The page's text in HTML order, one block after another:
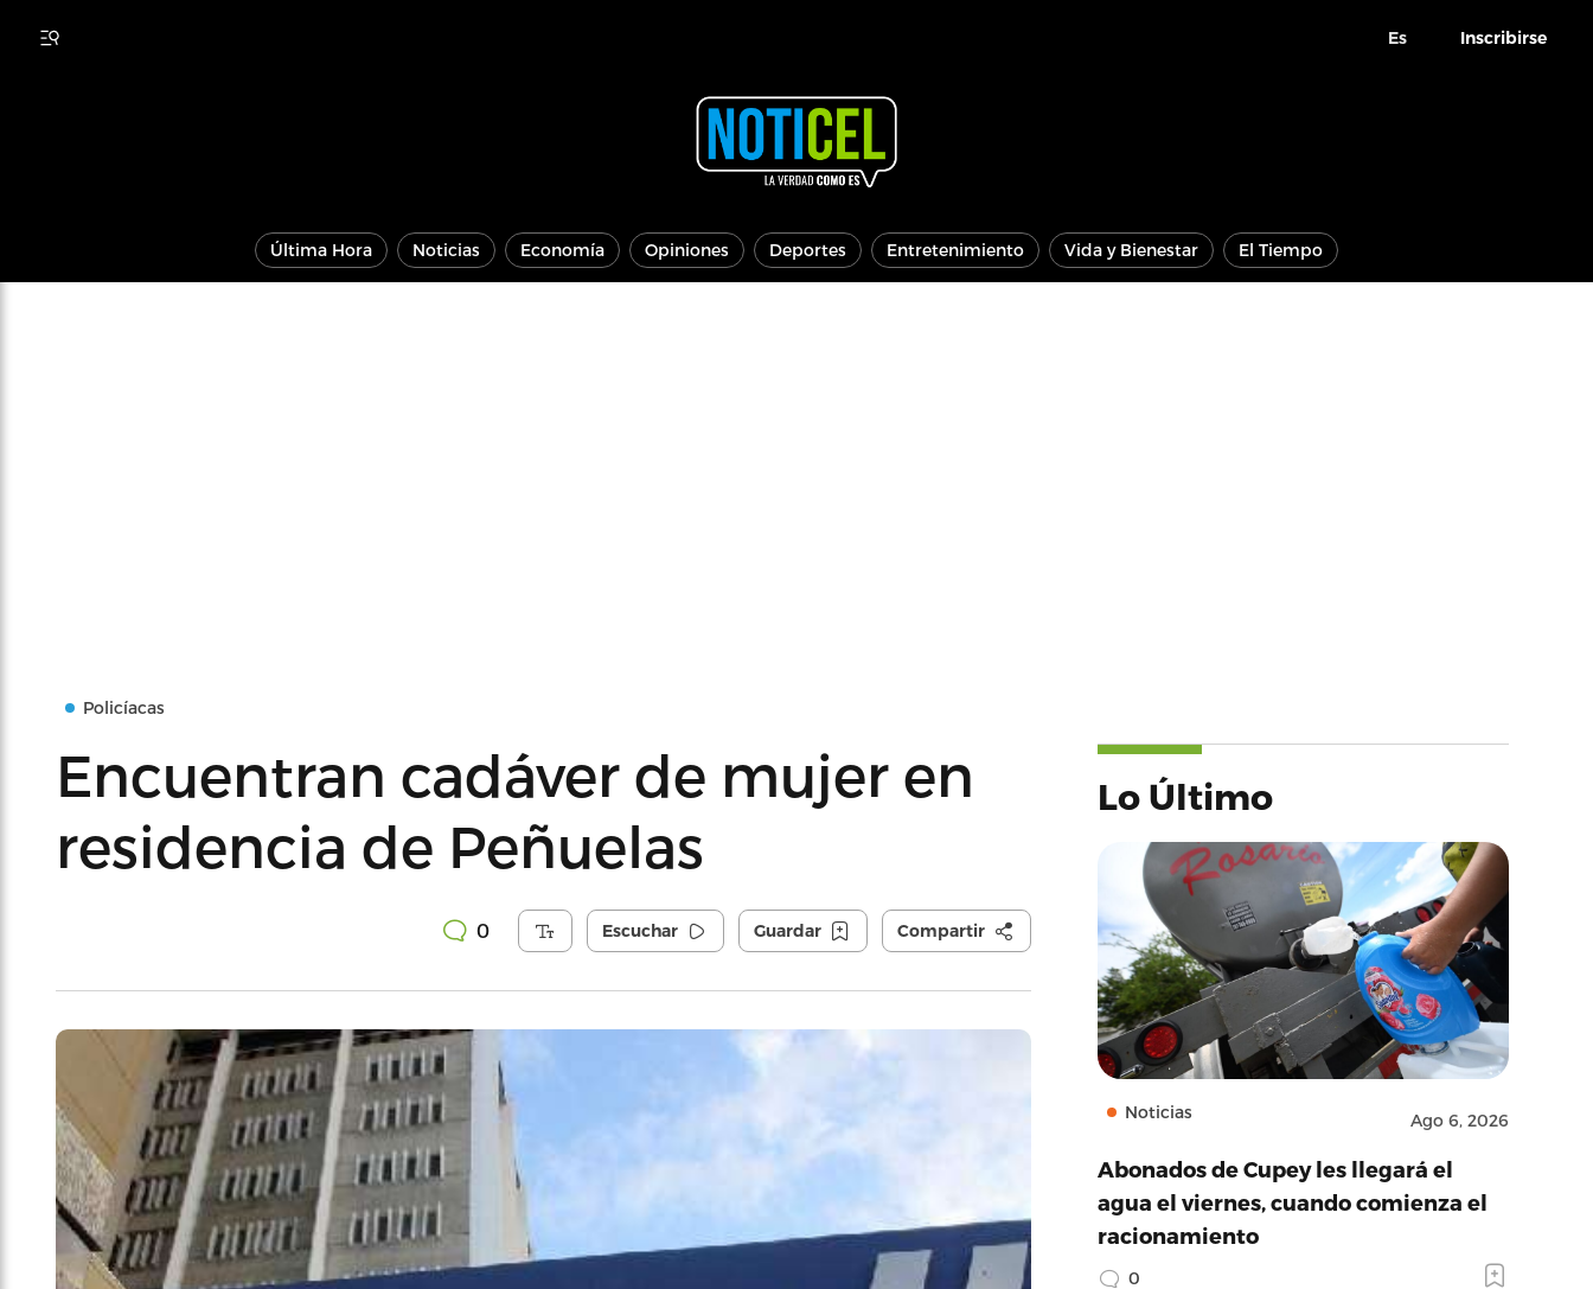
Es Inscribirse
Última Hora Noticias Economía Opiniones Deportes Entretenimiento Vida y Bienestar El Tiempo
Policíacas
Encuentran cadáver de mujer en
residencia de Peñuelas
0 Escuchar Guardar Compartir
Lo Último
Noticias Ago 6, 2026
Abonados de Cupey les llegará el
agua el viernes, cuando comienza el
racionamiento
0